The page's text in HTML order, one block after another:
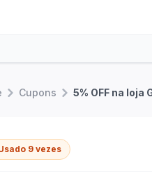
Cupons 5% OFF na loja
9 vezes